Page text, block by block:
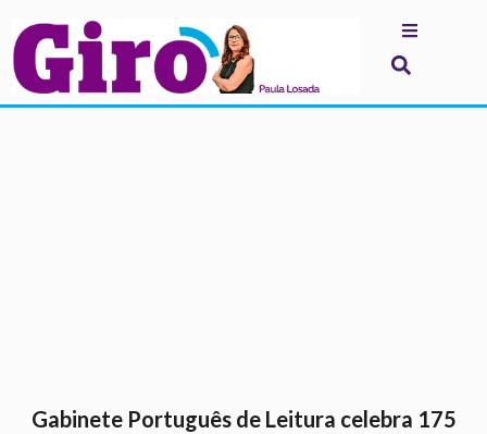
Gabinete Português de Leitura celebra 175